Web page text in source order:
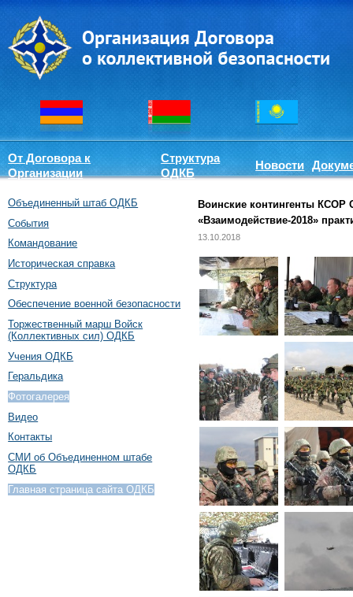
От Договора к
Организации
Структура
ОДКБ
Новости
Объединенный штаб ОДКБ
События
Командование
Историческая справка
Структура
Обеспечение военной безопасности
Торжественный марш Войск
(Коллективных сил) ОДКБ
Учения ОДКБ
Геральдика
Фотогалерея
Видео
Контакты
СМИ об Объединенном штабе
ОДКБ
Главная страница сайта ОДКБ
Воинские контингенты КСОР
«Взаимодействие-2018»
13.10.2018